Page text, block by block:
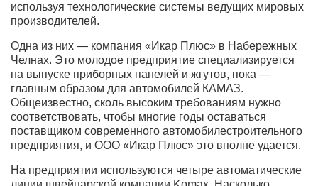
используя технологические системы ведущих мировых
производителей.
Одна из них — компания «Икар Плюс» в Набережных
Челнах. Это молодое предприятие специализируется
на выпуске приборных панелей и жгутов, пока —
главным образом для автомобилей КАМАЗ.
Общеизвестно, сколь высоким требованиям нужно
соответствовать, чтобы многие годы оставаться
поставщиком современного автомобилестроительного
предприятия, и ООО «Икар Плюс» это вполне удается.
На предприятии используются четыре автоматические